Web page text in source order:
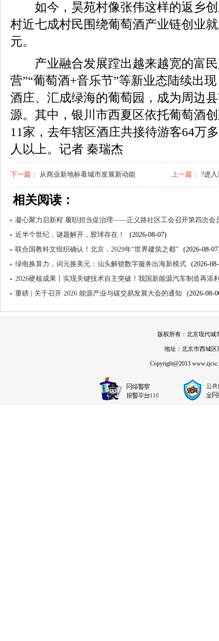
如今，昊苑村像张伟这样的返乡创
村近七成村民围绕葡萄酒产业链创业
元。
产业融合发展蹚出越来越宽的富民
营”“葡萄酒+音乐节”等新业态陆续出
酒庄、汇成绿海的葡萄园，成为周边
源。其中，银川市西夏区依托葡萄酒
11家，去年辖区酒庄共接待游客64万
人以上。记者 秦瑞杰
下一篇： 从商业新地标看城市发展新动能 上一篇： ?进
相关阅读：
凝心聚力启新程 履职担当促治理——正义路社区工会召开第四次会
近半个世纪，谜题解开，胶球存在！
(2026-08-07)
联合国教科文组织确认！北京，2029年“世界建筑之都”
(2026-08-
绿电换算力，词元换美元：汕头解锁数字服务出海新模式
(2026-
2026硬核成果丨实现关键技术自主突破！我国新能源汽车制造再添
重磅 | 关于召开 2026 能源产业与碳交易发展大会的通知
(2026-08-
版权所有：北京现代城
地址：北京市西城区
Copyright@2013